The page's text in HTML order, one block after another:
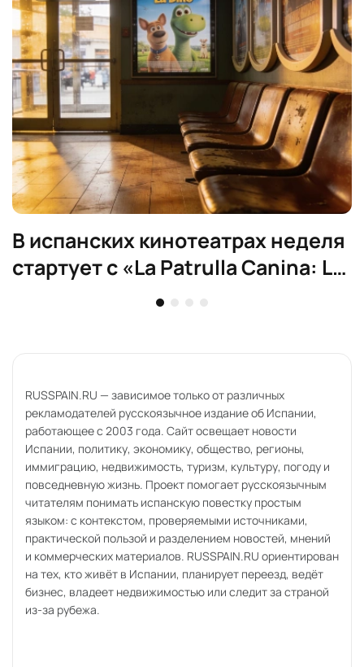
В испанских кинотеатрах неделя
стартует с «La Patrulla Canina: La
RUSSPAIN.RU — зависимое только от различных
рекламодателей русскоязычное издание об Испании,
работающее с 2003 года. Сайт освещает новости
Испании, политику, экономику, общество, регионы,
иммиграцию, недвижимость, туризм, культуру, погоду и
повседневную жизнь. Проект помогает русскоязычным
читателям понимать испанскую повестку простым
языком: с контекстом, проверяемыми источниками,
практической пользой и разделением новостей, мнений
и коммерческих материалов. RUSSPAIN.RU ориентирован
на тех, кто живёт в Испании, планирует переезд, ведёт
бизнес, владеет недвижимостью или следит за страной
из-за рубежа.